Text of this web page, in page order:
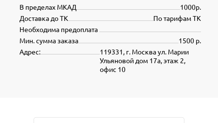
1000р.
В пределах МКАД
По тарифам ТК
Доставка до ТК
Необходима предоплата
1500 р.
Мин. сумма заказа
119331, г. Москва ул. Марии
Ульяновой дом 17а, этаж 2,
офис 10
Адрес: